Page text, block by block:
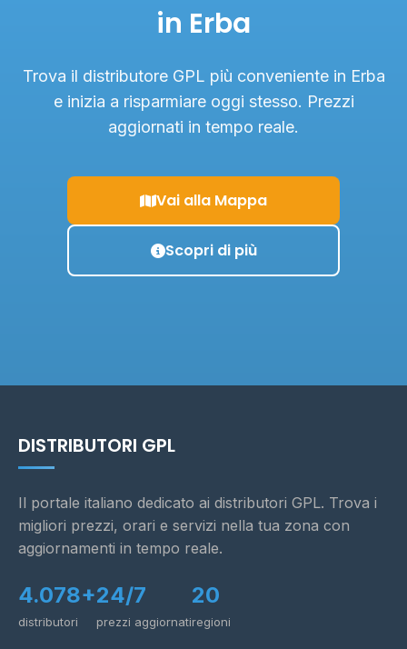
in Erba
Trova il distributore GPL più conveniente in Erba
e inizia a risparmiare oggi stesso. Prezzi
aggiornati in tempo reale.
Vai alla Mappa
Scopri di più
DISTRIBUTORI GPL
Il portale italiano dedicato ai distributori GPL. Trova i
migliori prezzi, orari e servizi nella tua zona con
aggiornamenti in tempo reale.
4.078+
distributori
24/7
prezzi aggiornati
20
regioni